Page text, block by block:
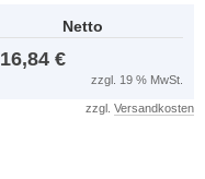
Netto
16,84 €
zzgl. 19 % MwSt.
zzgl. Versandkosten